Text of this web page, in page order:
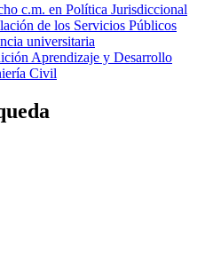
c.m. en Política Jurisdiccional
de los Servicios Públicos
universitaria
Aprendizaje y Desarrollo
Civil